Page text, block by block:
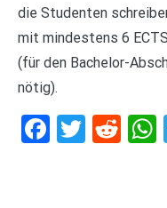
die Studenten
mit mindestens 6
(für den Bachelor-
nötig).
Facebook